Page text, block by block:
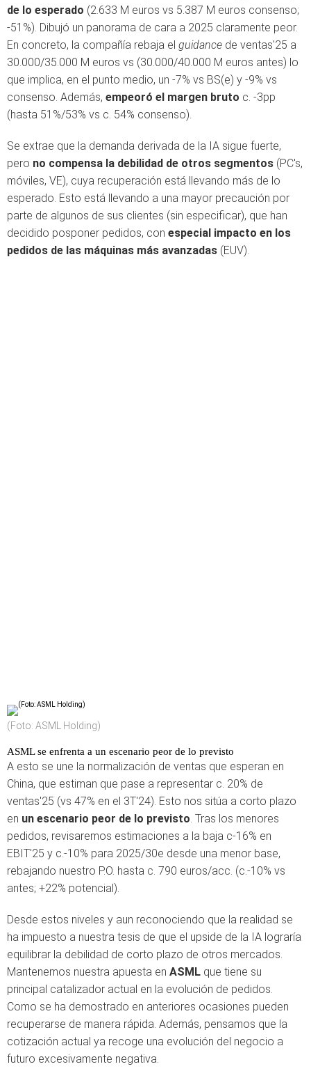
de lo esperado (2.633 M euros vs 5.387 M euros consenso;
-51%). Dibujó un panorama de cara a 2025 claramente peor.
En concreto, la compañía rebaja el guidance de ventas'25 a
30.000/35.000 M euros vs (30.000/40.000 M euros antes) lo
que implica, en el punto medio, un -7% vs BS(e) y -9% vs
consenso. Además, empeoró el margen bruto c. -3pp
(hasta 51%/53% vs c. 54% consenso).
Se extrae que la demanda derivada de la IA sigue fuerte,
pero no compensa la debilidad de otros segmentos (PC's,
móviles, VE), cuya recuperación está llevando más de lo
esperado. Esto está llevando a una mayor precaución por
parte de algunos de sus clientes (sin especificar), que han
decidido posponer pedidos, con especial impacto en los
pedidos de las máquinas más avanzadas (EUV).
(Foto: ASML Holding)
ASML se enfrenta a un escenario peor de lo previsto
A esto se une la normalización de ventas que esperan en
China, que estiman que pase a representar c. 20% de
ventas'25 (vs 47% en el 3T'24). Esto nos sitúa a corto plazo
en un escenario peor de lo previsto. Tras los menores
pedidos, revisaremos estimaciones a la baja c-16% en
EBIT'25 y c.-10% para 2025/30e desde una menor base,
rebajando nuestro P.O. hasta c. 790 euros/acc. (c.-10% vs
antes; +22% potencial).
Desde estos niveles y aun reconociendo que la realidad se
ha impuesto a nuestra tesis de que el upside de la IA lograría
equilibrar la debilidad de corto plazo de otros mercados.
Mantenemos nuestra apuesta en ASML que tiene su
principal catalizador actual en la evolución de pedidos.
Como se ha demostrado en anteriores ocasiones pueden
recuperarse de manera rápida. Además, pensamos que la
cotización actual ya recoge una evolución del negocio a
futuro excesivamente negativa.